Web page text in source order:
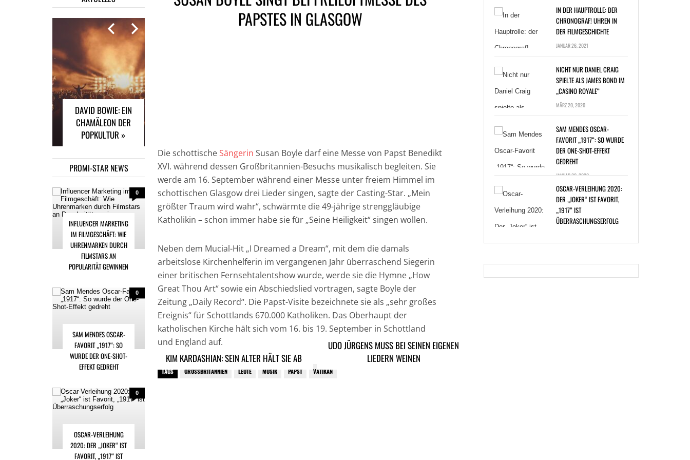
DAVID BOWIE: EIN
CHAMÄLEON DER
POPKULTUR »
NICHT NUR DANIEL
CRAIG SPIELTE ALS
„CASINO ROYALE“ »
PROMI-STAR NEWS
0
INFLUENCER MARKETING
IM FILMGESCHÄFT: WIE
UHRENMARKEN DURCH
FILMSTARS AN
POPULARITÄT GEWINNEN
0
SAM MENDES OSCAR-
FAVORIT „1917“: SO
WURDE DER ONE-SHOT-
EFFEKT GEDREHT
0
OSCAR-VERLEIHUNG
2020: DER „JOKER“ IST
FAVORIT, „1917“ IST
PAPSTES IN GLASGOW
Die schottischeSängerin Susan Boyle darf eine Messe von Papst Benedikt
XVI. während dessen Großbritannien-Besuchs musikalisch begleiten. Sie
werde am 16. September während einer Messe unter freiem Himmel im
schottischen Glasgow drei Lieder singen, sagte der Casting-Star. „Mein
größter Traum wird wahr“, schwärmte die 49-jährige strenggläubige
Katholikin – schon immer habe sie für „Seine Heiligkeit“ singen wollen.
Neben dem Mucial-Hit „I Dreamed a Dream“, mit dem die damals
arbeitslose Kirchenhelferin im vergangenen Jahr überraschend Siegerin
einer britischen Fernsehtalentshow wurde, werde sie die Hymne „How
Great Thou Art“ sowie ein Abschiedslied vortragen, sagte Boyle der
Zeitung „Daily Record“. Die Papst-Visite bezeichnete sie als „sehr großes
Ereignis“ für Schottlands 670.000 Katholiken. Das Oberhaupt der
katholischen Kirche hält sich vom 16. bis 19. September in Schottland
und England auf.
TAGS GROSSBRITANNIEN LEUTE MUSIK PAPST VATIKAN
KIM KARDASHIAN: SEIN ALTER HÄLT SIE AB
UDO JÜRGENS MUSS BEI SEINEN EIGENEN
LIEDERN WEINEN
IN DER HAUPTROLLE: DER
CHRONOGRAF! UHREN IN
DER FILMGESCHICHTE
JANUAR 26, 2021
NICHT NUR DANIEL CRAIG
SPIELTE ALS JAMES BOND IM
„CASINO ROYALE“
MÄRZ 20, 2020
SAM MENDES OSCAR-
FAVORIT „1917“: SO WURDE
DER ONE-SHOT-EFFEKT
GEDREHT
JANUAR 20, 2020
OSCAR-VERLEIHUNG 2020:
DER „JOKER“ IST FAVORIT,
„1917“ IST
ÜBERRASCHUNGSERFOLG